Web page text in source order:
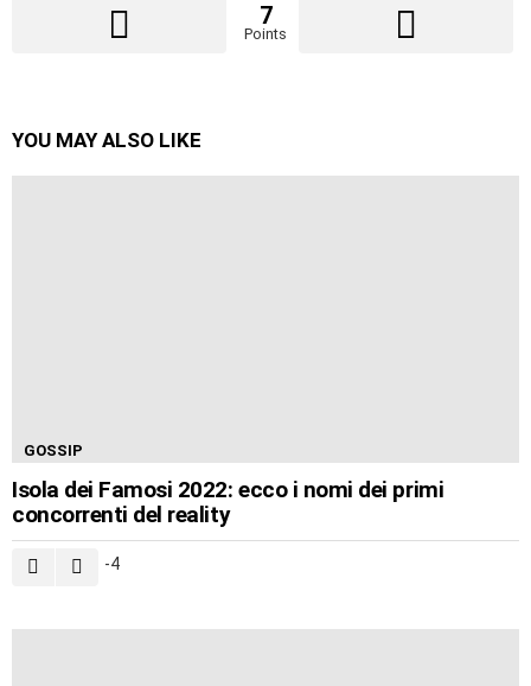
7
Points
YOU MAY ALSO LIKE
GOSSIP
Isola dei Famosi 2022: ecco i nomi dei primi
concorrenti del reality
-4